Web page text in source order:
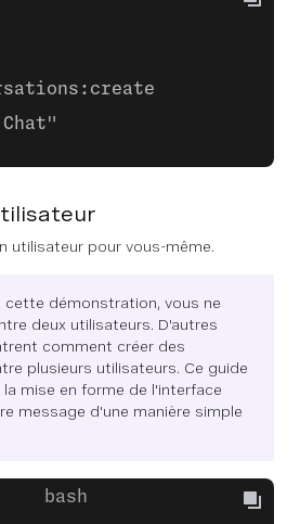
utilisateur pour vous-même.
cette démonstration, vous ne
deux utilisateurs. D'autres
comment créer des
plusieurs utilisateurs. Ce guide
mise en forme de l'interface
message d'une manière simple